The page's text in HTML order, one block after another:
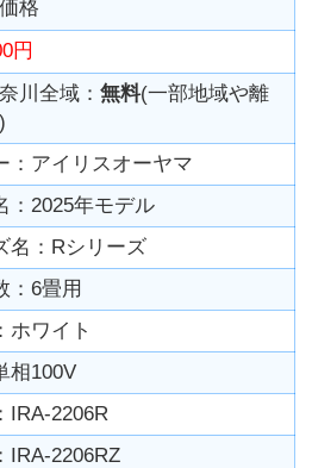
格
円
川全域：無料(一部地域や離
：アイリスオーヤマ
：2025年モデル
名：Rシリーズ
：6畳用
ホワイト
相100V
IRA-2206R
IRA-2206RZ